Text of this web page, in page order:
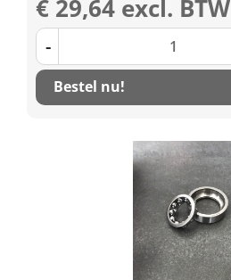
€ 29,64 excl. BTW
-
Bestel nu!